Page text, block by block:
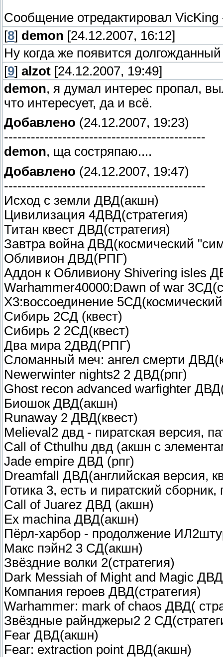
Сообщение отредактировал VicKing
[8] demon [24.12.2007, 16:12]
Ну когда же появится
[9] alzot [24.12.2007, 19:49]
demon, я думал интерес пропал,
что интересует, да и всё.
Добавлено (24.12.2007, 19:23)
---------------------------------------------
demon, ща состряпаю....
Добавлено (24.12.2007, 19:47)
---------------------------------------------
Исход с земли ДВД(акшн)
Цивилизация 4ДВД(стратегия)
Титан квест ДВД(стратегия)
Завтра война ДВД(космический
Обливион ДВД(РПГ)
Аддон к Обливиону Shivering isles
Warhammer40000:Dawn of war
Х3:воссоединение
Сибирь 2СД (квест)
Сибирь 2 2СД(квест)
Два мира 2ДВД(РПГ)
Сломанный меч: ангел смерти
Newerwinter nights2 2 ДВД(рпг)
Ghost recon advanced warfighter
Биошок ДВД(акшн)
Runaway 2 ДВД(квест)
Melieval2 двд - пиратская версия,
Call of Cthulhu двд (акшн с
Jade empire ДВД (рпг)
Dreamfall ДВД(английская версия,
Готика 3, есть и пиратский
Call of Juarez ДВД (акшн)
Ex machina ДВД(акшн)
Пёрл-харбор - продолжение
Макс пэйн2 3 СД(акшн)
Звёздние волки 2(стратегия)
Dark Messiah of Might and Magic
Компания героев ДВД(стратегия)
Warhammer: mark of chaos ДВД(
Звёздные райнджеры2 2
Fear ДВД(акшн)
Fear: extraction point ДВД(акшн)